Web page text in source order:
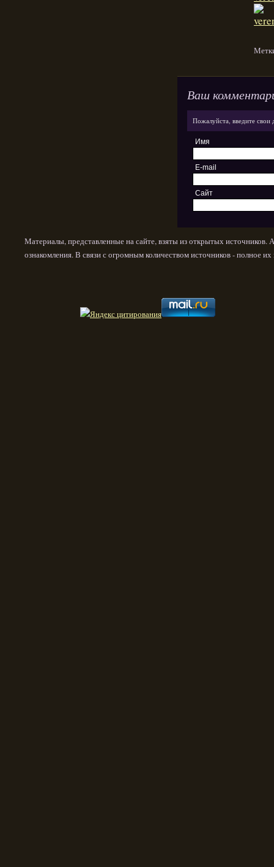
Ваш
Пожалуйста, введите
Имя
E-mail
Сайт
Материалы, представленные на сайте, взяты из открытых
ознакомления. В связи с огромным количеством источников - полное